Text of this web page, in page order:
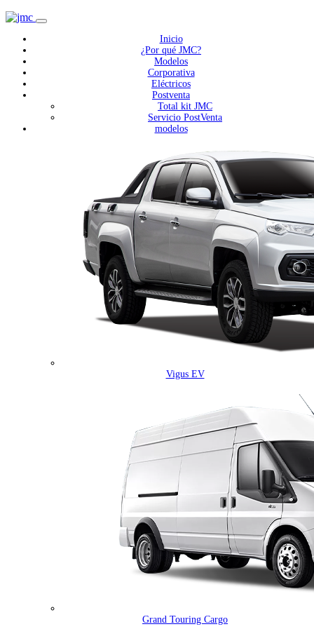
Inicio
¿Por qué JMC?
Modelos
Corporativa
Eléctricos
Postventa
Total kit JMC
Servicio PostVenta
modelos
Vigus EV
Grand Touring Cargo